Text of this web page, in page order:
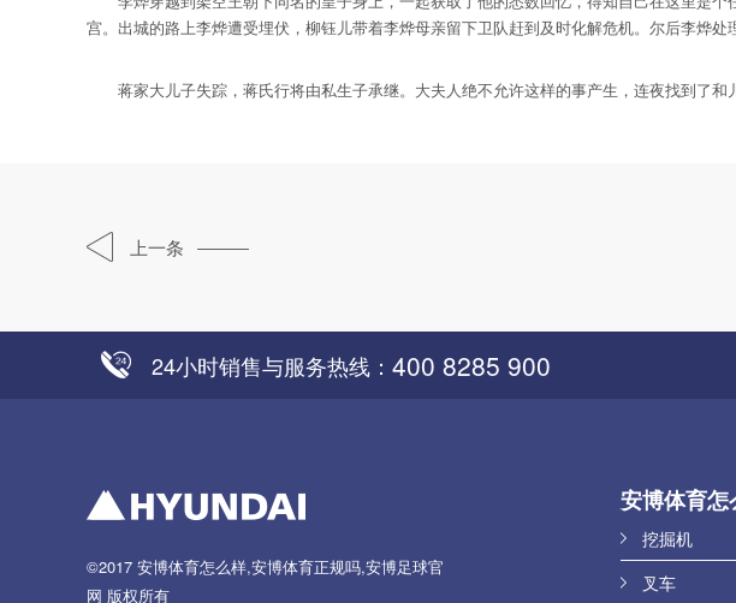
宫。出城的路上李烨遭受埋伏，柳钰儿带着李烨母亲留下卫队赶到及时化解危机。尔后李烨
蒋家大儿子失踪，蒋氏行将由私生子承继。大夫人绝不允许这样的事产生，连夜找到了
上一条
24小时销售与服务热线： 400 8285 900
©2017 安博体育怎么样,安博体育正规吗,安博足球官
网 版权所有
安博体育怎
挖掘机
叉车